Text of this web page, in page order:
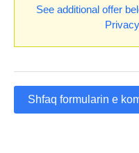
See additional offer
Shfaq formularin e